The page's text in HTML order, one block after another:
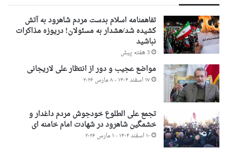
تفاهمنامه اسلام بدست مردم شاهرود به آتش
کشیده شد/هشدار به مسئولان! دریوزه مذاکرات
نباشید
3 هفته پیش
مواضع عجیب و دور از انتظار علی لاریجانی
۱۷ اسفند ۱۴۰۴ - ۸ مارس ۲۰۲۶
تجمع علی الطلوع خودجوش مردم داغدار و
خشمگین شاهرود در شهادت امام خامنه ای
۱۰ اسفند ۱۴۰۴ - ۱ مارس ۲۰۲۶